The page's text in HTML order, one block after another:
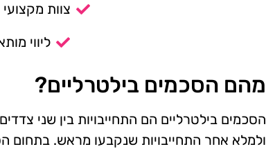
צוות
ליווי
מהם הסכמים בילטרליים?
הסכמים בילטרליים הם התחייבויות בין שני
ולמלא אחר התחייבויות שנקבעו מראש. בתחום